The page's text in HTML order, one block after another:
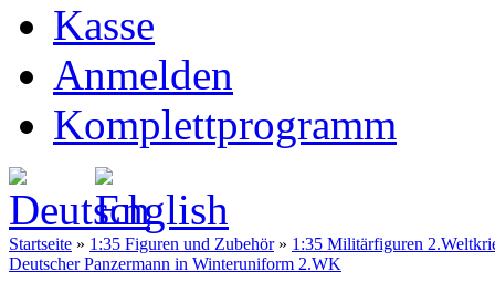
Kasse
Anmelden
Komplettprogramm
Startseite » 1:35 Figuren und Zubehör» 1:35 Militärfiguren
Deutscher Panzermann in Winteruniform 2.WK